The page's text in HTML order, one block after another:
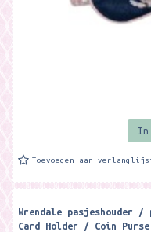
In
Toevoegen aan
Wrendale pasjeshouder
Card Holder / Coin Purse